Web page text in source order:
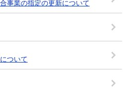
事業の指定の更新について
ついて